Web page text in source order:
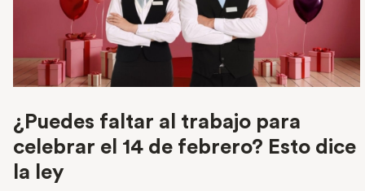
¿Puedes faltar al trabajo para
celebrar el 14 de febrero? Esto dice
la ley